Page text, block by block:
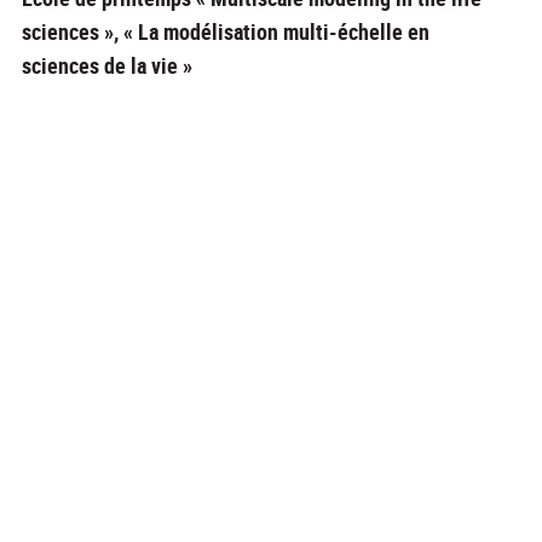
sciences », « La modélisation multi-échelle en
sciences de la vie »